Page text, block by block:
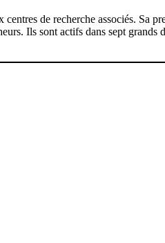
de recherche associés. Sa
Ils sont actifs dans sept grands